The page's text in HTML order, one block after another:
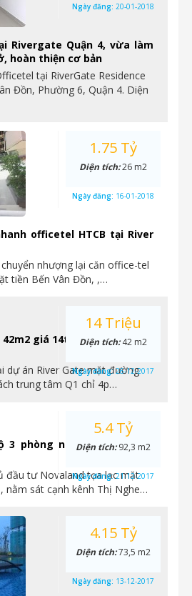
Rivergate Quận 4, vừa làm
hoàn thiện cơ bản
tại RiverGate Residence
Đồn, Phường 6, Quận 4. Diện
Ngày đăng: 20-01-2018
officetel HTCB tại River
nhượng lại căn office-tel
tiền Bến Vân Đồn, ,…
1.75 Tỷ
Diện tích:26 m2
Ngày đăng: 16-01-2018
giá 14tr/tháng tại River
dự án River Gate mặt đường
trung tâm Q1 chỉ 4p…
14 Triệu
Diện tích:42 m2
Ngày đăng:26-12-2017
3 phòng ngủ giá 5,4 tỷ tại
đầu tư Novaland tọa lạc mặt
nằm sát cạnh kênh Thị Nghe…
5.4 Tỷ
Diện tích:92,3 m2
Ngày đăng:21-12-2017
4.15 Tỷ
Diện tích:73,5 m2
Ngày đăng: 13-12-2017